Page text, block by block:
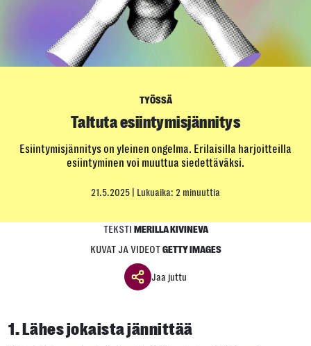
TYÖSSÄ
Taltuta esiintymisjännitys
Esiintymisjännitys on yleinen ongelma. Erilaisilla harjoitteilla
esiintyminen voi muuttua siedettäväksi.
21.5.2025 | Lukuaika: 2 minuuttia
TEKSTI MERILLA KIVINEVA
KUVAT JA VIDEOTGETTY IMAGES
Jaa juttu
Jaa tämä linkki seuraavilla tavoilla
1. Lähes jokaista jännittää